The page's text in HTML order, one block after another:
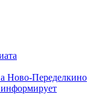
Ново-Переделкино